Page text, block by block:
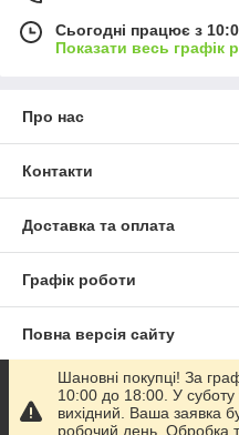
Сьогодні працює з
Показати весь графік
Про нас
Контакти
Доставка та оплата
Графік роботи
Повна версія сайту
Сайт створено на
Шановні покупці! За
10:00 до 18:00. У суботу
вихідний. Ваша заявка
робочий день. Обробка